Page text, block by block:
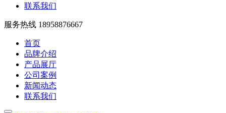
联系我们
服务热线 18958876667
首页
品牌介绍
产品展厅
公司案例
新闻动态
联系我们